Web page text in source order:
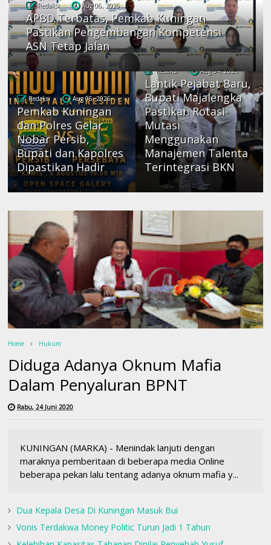
Redaksi Aug 06, 2026
APBD Terbatas, Pemkab Kuningan
Pastikan Pengembangan Kompetensi
ASN Tetap Jalan
Redaksi Aug 05, 2026
Pemkab Kuningan
dan Polres Gelar
Nobar Persib,
Bupati dan Kapolres
Dipastikan Hadir
Redaksi Aug 04, 2026
Lantik Pejabat Baru,
Bupati Majalengka
Pastikan Rotasi-
Mutasi
Menggunakan
Manajemen Talenta
Terintegrasi BKN
Home Hukum
Diduga Adanya Oknum Mafia
Dalam Penyaluran BPNT
Rabu, 24 Juni 2020
KUNINGAN (MARKA) - Menindak lanjuti dengan
maraknya pemberitaan di beberapa media Online
beberapa pekan lalu tentang adanya oknum mafia y...
Dua Kepala Desa Di Kuningan Masuk Bui
Vonis Terdakwa Money Politic Turun Jadi 1 Tahun